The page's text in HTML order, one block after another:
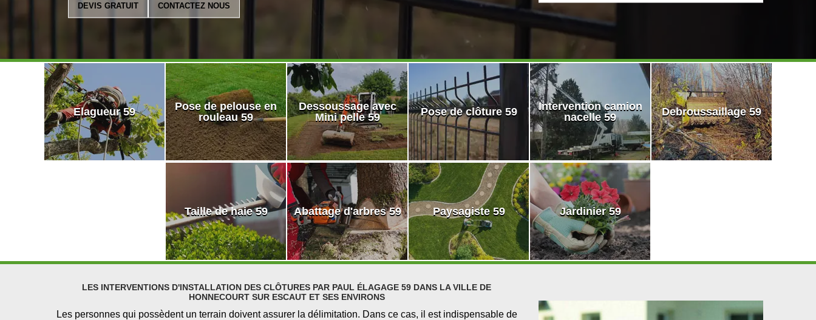
DEVIS GRATUIT CONTACTEZ NOUS
Elagueur 59
Pose de pelouse en
rouleau 59
Dessoussage avec
Mini pelle 59
Pose de clôture 59
Intervention camion
nacelle 59
Debroussaillage 59
Taille de haie 59 Abattage d'arbres 59 Paysagiste 59 Jardinier 59
LES INTERVENTIONS D'INSTALLATION DES CLÔTURES PAR PAUL ÉLAGAGE 59 DANS LA VILLE DE
HONNECOURT SUR ESCAUT ET SES ENVIRONS
Les personnes qui possèdent un terrain doivent assurer la délimitation. Dans ce cas, il est indispensable de